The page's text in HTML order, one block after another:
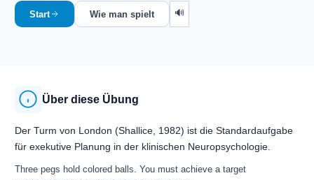
Start Wie man spielt 🔊
Über diese Übung
Der Turm von London (Shallice, 1982) ist die Standardaufgabe
für exekutive Planung in der klinischen Neuropsychologie.
Three pegs hold colored balls. You must achieve a target